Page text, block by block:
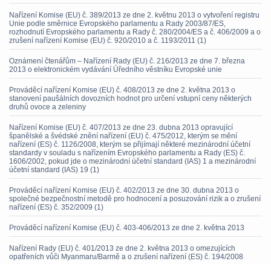
Nařízení Komise (EU) č. 389/2013 ze dne 2. květnu 2013 o vytvoření registru
Unie podle směrnice Evropského parlamentu a Rady 2003/87/ES,
rozhodnutí Evropského parlamentu a Rady č. 280/2004/ES a č. 406/2009 a o
zrušení nařízení Komise (EU) č. 920/2010 a č. 1193/2011 (1)
Oznámení čtenářům – Nařízení Rady (EU) č. 216/2013 ze dne 7. března
2013 o elektronickém vydávání Úředního věstníku Evropské unie
Prováděcí nařízení Komise (EU) č. 408/2013 ze dne 2. května 2013 o
stanovení paušálních dovozních hodnot pro určení vstupní ceny některých
druhů ovoce a zeleniny
Nařízení Komise (EU) č. 407/2013 ze dne 23. dubna 2013 opravující
španělské a švédské znění nařízení (EU) č. 475/2012, kterým se mění
nařízení (ES) č. 1126/2008, kterým se přijímají některé mezinárodní účetní
standardy v souladu s nařízením Evropského parlamentu a Rady (ES) č.
1606/2002, pokud jde o mezinárodní účetní standard (IAS) 1 a mezinárodní
účetní standard (IAS) 19 (1)
Prováděcí nařízení Komise (EU) č. 402/2013 ze dne 30. dubna 2013 o
společné bezpečnostní metodě pro hodnocení a posuzování rizik a o zrušení
nařízení (ES) č. 352/2009 (1)
Prováděcí nařízení Komise (EU) č. 403-406/2013 ze dne 2. května 2013
Nařízení Rady (EU) č. 401/2013 ze dne 2. května 2013 o omezujících
opatřeních vůči Myanmaru/Barmě a o zrušení nařízení (ES) č. 194/2008